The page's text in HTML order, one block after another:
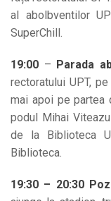
al abolbventilor
SuperChill.
19:00 – Parada
rectoratului UPT,
mai apoi pe partea
podul Mihai
de la Biblioteca
Biblioteca.
19:30 – 20:30